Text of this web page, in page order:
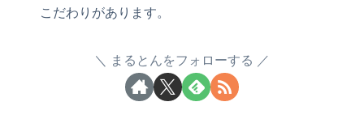
こだわりがあります。
まるとんをフォローする